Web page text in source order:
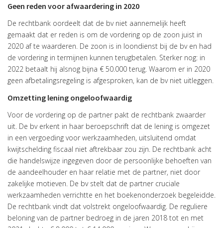
Geen reden voor afwaardering in 2020
De rechtbank oordeelt dat de bv niet aannemelijk heeft
gemaakt dat er reden is om de vordering op de zoon juist in
2020 af te waarderen. De zoon is in loondienst bij de bv en had
de vordering in termijnen kunnen terugbetalen. Sterker nog: in
2022 betaalt hij alsnog bijna € 50.000 terug. Waarom er in 2020
geen afbetalingsregeling is afgesproken, kan de bv niet uitleggen.
Omzetting lening ongeloofwaardig
Voor de vordering op de partner pakt de rechtbank zwaarder
uit. De bv erkent in haar beroepschrift dat de lening is omgezet
in een vergoeding voor werkzaamheden, uitsluitend omdat
kwijtschelding fiscaal niet aftrekbaar zou zijn. De rechtbank acht
die handelswijze ingegeven door de persoonlijke behoeften van
de aandeelhouder en haar relatie met de partner, niet door
zakelijke motieven. De bv stelt dat de partner cruciale
werkzaamheden verrichtte en het boekenonderzoek begeleidde.
De rechtbank vindt dat volstrekt ongeloofwaardig. De reguliere
beloning van de partner bedroeg in de jaren 2018 tot en met